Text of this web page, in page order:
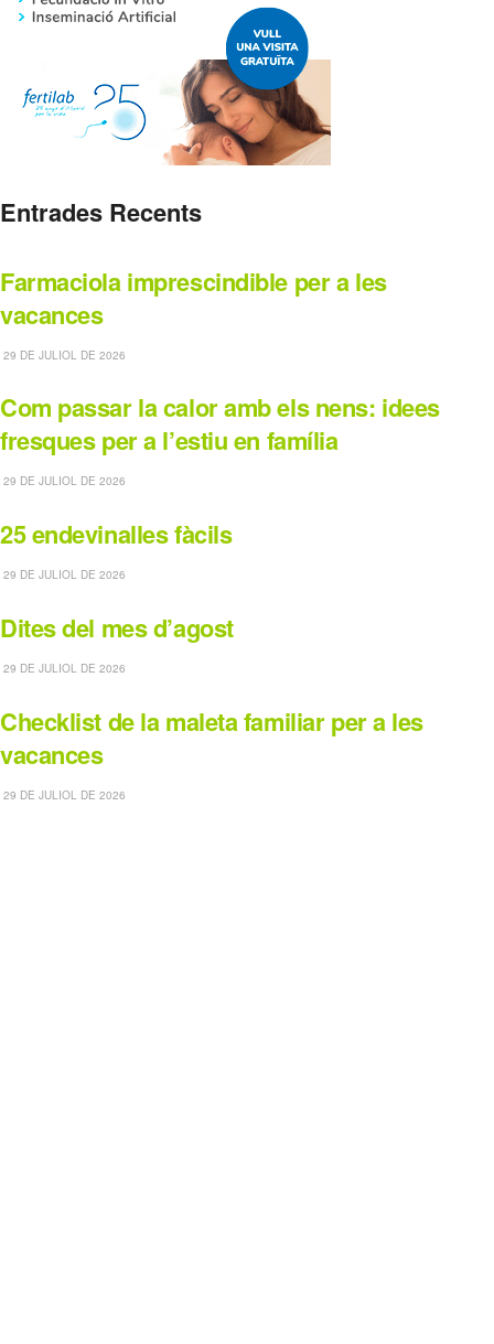
Entrades Recents
Farmaciola imprescindible per a les
vacances
29 DE JULIOL DE 2026
Com passar la calor amb els nens: idees
fresques per a l’estiu en família
29 DE JULIOL DE 2026
25 endevinalles fàcils
29 DE JULIOL DE 2026
Dites del mes d’agost
29 DE JULIOL DE 2026
Checklist de la maleta familiar per a les
vacances
29 DE JULIOL DE 2026